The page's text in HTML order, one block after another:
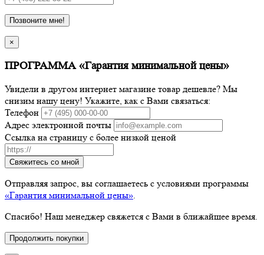
Позвоните мне!
×
ПРОГРАММА «Гарантия минимальной цены»
Увидели в другом интернет магазине товар дешевле? Мы
снизим нашу цену! Укажите, как с Вами связаться:
Телефон
Адрес электронной почты
Ссылка на страницу с более низкой ценой
Свяжитесь со мной
Отправляя запрос, вы соглашаетесь с условиями программы
«Гарантия минимальной цены».
Спасибо! Наш менеджер свяжется с Вами в ближайшее время.
Продолжить покупки